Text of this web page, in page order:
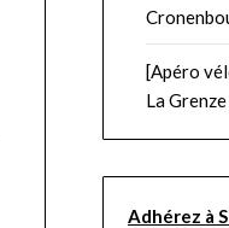
[Apéro
La Grenze
Adhérez à